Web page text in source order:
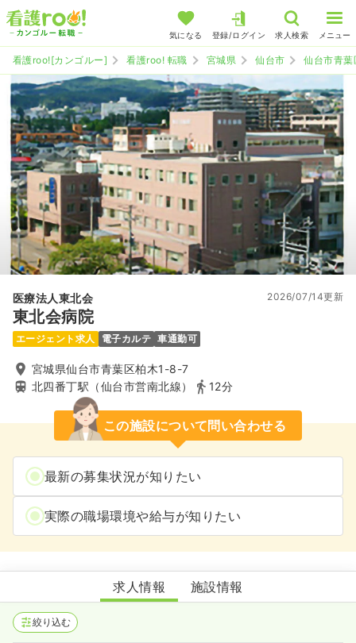
気になる 登録/ログイン 求人検索 メニュー
看護roo![カンゴルー] 看護roo! 転職 宮城県 仙台市 仙台市青葉
医療法人東北会
東北会病院
2026/07/14更新
エージェント求人 電子カルテ 車通勤可
宮城県仙台市青葉区柏木1-8-7
北四番丁駅（仙台市営南北線）
12分
この施設について問い合わせる
最新の募集状況が知りたい
実際の職場環境や給与が知りたい
東北会病院
求人情報 施設情報
絞り込む